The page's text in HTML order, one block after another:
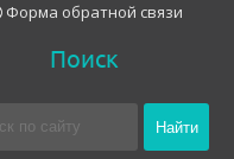
Форма обратной связи
Поиск